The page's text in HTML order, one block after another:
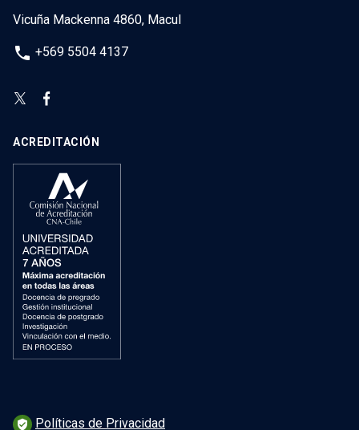
Vicuña Mackenna 4860, Macul
phone +569 5504 4137
ACREDITACIÓN
verified_user Políticas de Privacidad